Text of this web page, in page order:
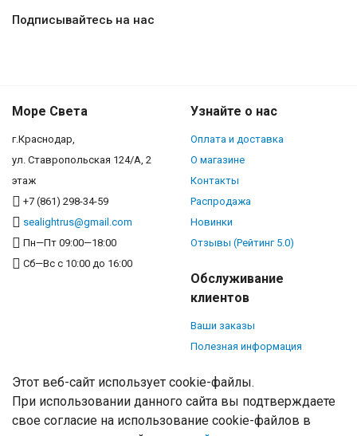
Подписывайтесь на нас
Море Света
г.Краснодар,
ул. Ставропольская 124/А, 2
этаж
+7 (861) 298-34-59
sealightrus@gmail.com
Пн—Пт 09:00—18:00
Сб—Вс с 10:00 до 16:00
Узнайте о нас
Оплата и доставка
О магазине
Контакты
Распродажа
Новинки
Отзывы (Рейтинг 5.0)
Обслуживание
клиентов
Ваши заказы
Полезная информация
Этот веб-сайт использует cookie-файлы.
При использовании данного сайта вы подтверждаете
свое согласие на использование cookie-файлов в